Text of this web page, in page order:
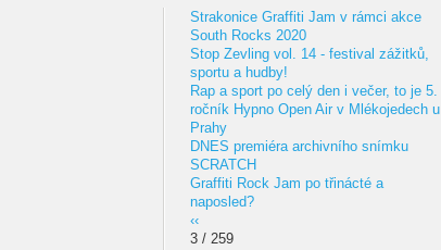
Strakonice Graffiti Jam v rámci akce
South Rocks 2020
Stop Zevling vol. 14 - festival zážitků,
sportu a hudby!
Rap a sport po celý den i večer, to je 5.
ročník Hypno Open Air v Mlékojedech u
Prahy
DNES premiéra archivního snímku
SCRATCH
Graffiti Rock Jam po třinácté a
naposled?
‹‹
3 / 259